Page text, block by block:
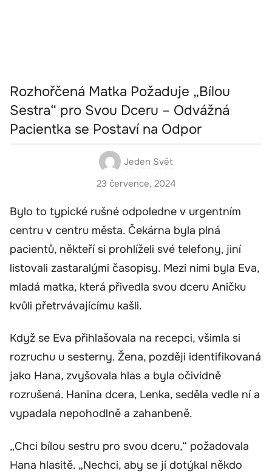
Rozhořčená Matka Požaduje „Bílou
Sestra“ pro Svou Dceru – Odvážná
Pacientka se Postaví na Odpor
Jeden Svět
23 července, 2024
Bylo to typické rušné odpoledne v urgentním
centru v centru města. Čekárna byla plná
pacientů, někteří si prohlíželi své telefony, jiní
listovali zastaralými časopisy. Mezi nimi byla Eva,
mladá matka, která přivedla svou dceru Aničku
kvůli přetrvávajícímu kašli.
Když se Eva přihlašovala na recepci, všimla si
rozruchu u sesterny. Žena, později identifikovaná
jako Hana, zvyšovala hlas a byla očividně
rozrušená. Hanina dcera, Lenka, seděla vedle ní a
vypadala nepohodlně a zahanbeně.
„Chci bílou sestru pro svou dceru,“ požadovala
Hana hlasitě. „Nechci, aby se jí dotýkal někdo